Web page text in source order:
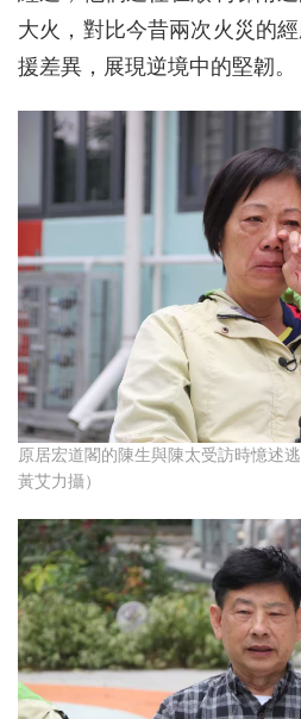
大火，對比今昔兩次火災的
援差異，展現逆境中的堅韌。
原居宏道閣的陳生與陳太受訪時憶述
黃艾力攝）